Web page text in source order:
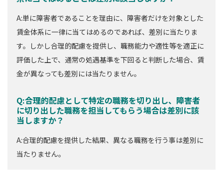
A:単に障害者であることを理由に、障害者だけを対象とした
賃金体系に一律に当てはめるのであれば、差別に当たりま
す。しかし合理的配慮を提供し、職務能力や適性等を適正に
評価した上で、通常の処遇基準を下回ると判断した場合、賃
金が異なっても差別には当たりません。
Q:合理的配慮として特定の職務を切り出し、障害者
に切り出した職務を担当してもらう場合は差別に該
当しますか？
A:合理的配慮を提供した結果、異なる職務を行う事は差別に
当たりません。